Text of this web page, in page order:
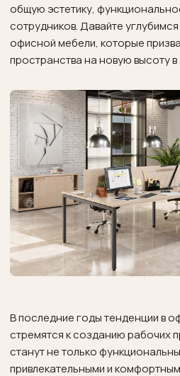
общую эстетику,
сотрудников. Давайте
офисной мебели, которые
пространства на новую высоту в
В последние годы тенденции в
стремятся к созданию рабочих
станут не только
привлекательными и